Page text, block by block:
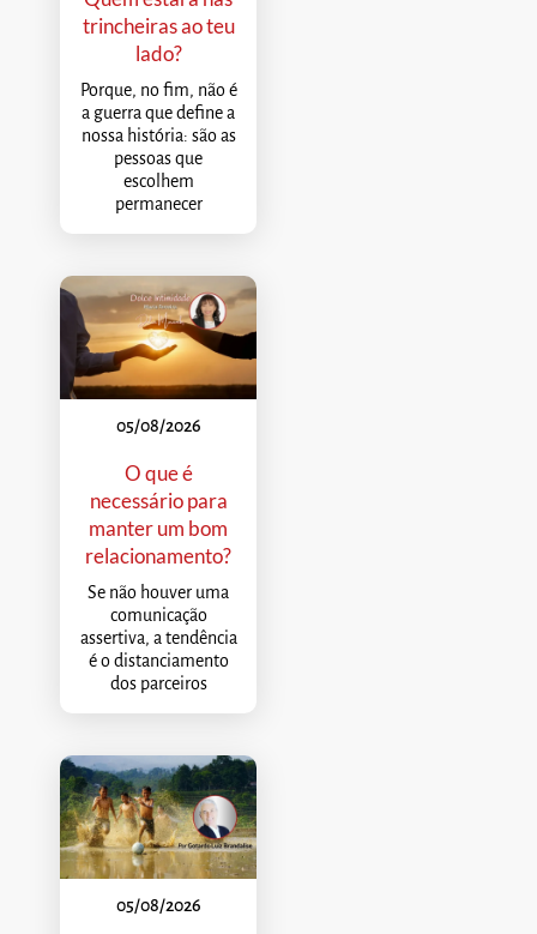
trincheiras ao teu
lado?
Porque, no fim, não é
a guerra que define a
nossa história: são as
pessoas que
escolhem
permanecer
05/08/2026
O que é
necessário para
manter um bom
relacionamento?
Se não houver uma
comunicação
assertiva, a tendência
é o distanciamento
dos parceiros
05/08/2026